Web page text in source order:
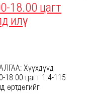
18.00 цагт
Хүүхдүүд
18.00 цагт 1.4-115
өртдөгийг